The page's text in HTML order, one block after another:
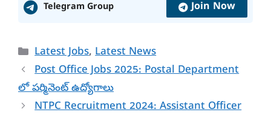
Telegram Group Join Now
Categories
Latest Jobs,Latest News
Post Office Jobs 2025: Postal Department
లో పర్మినెంట్ ఉద్యోగాలు
NTPC Recruitment 2024: Assistant Officer